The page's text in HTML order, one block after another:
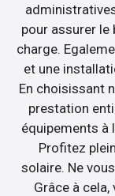
pour assurer
charge.
et une
En choisissant
prestation
équipements à
Profitez
solaire. Ne
Grâce à